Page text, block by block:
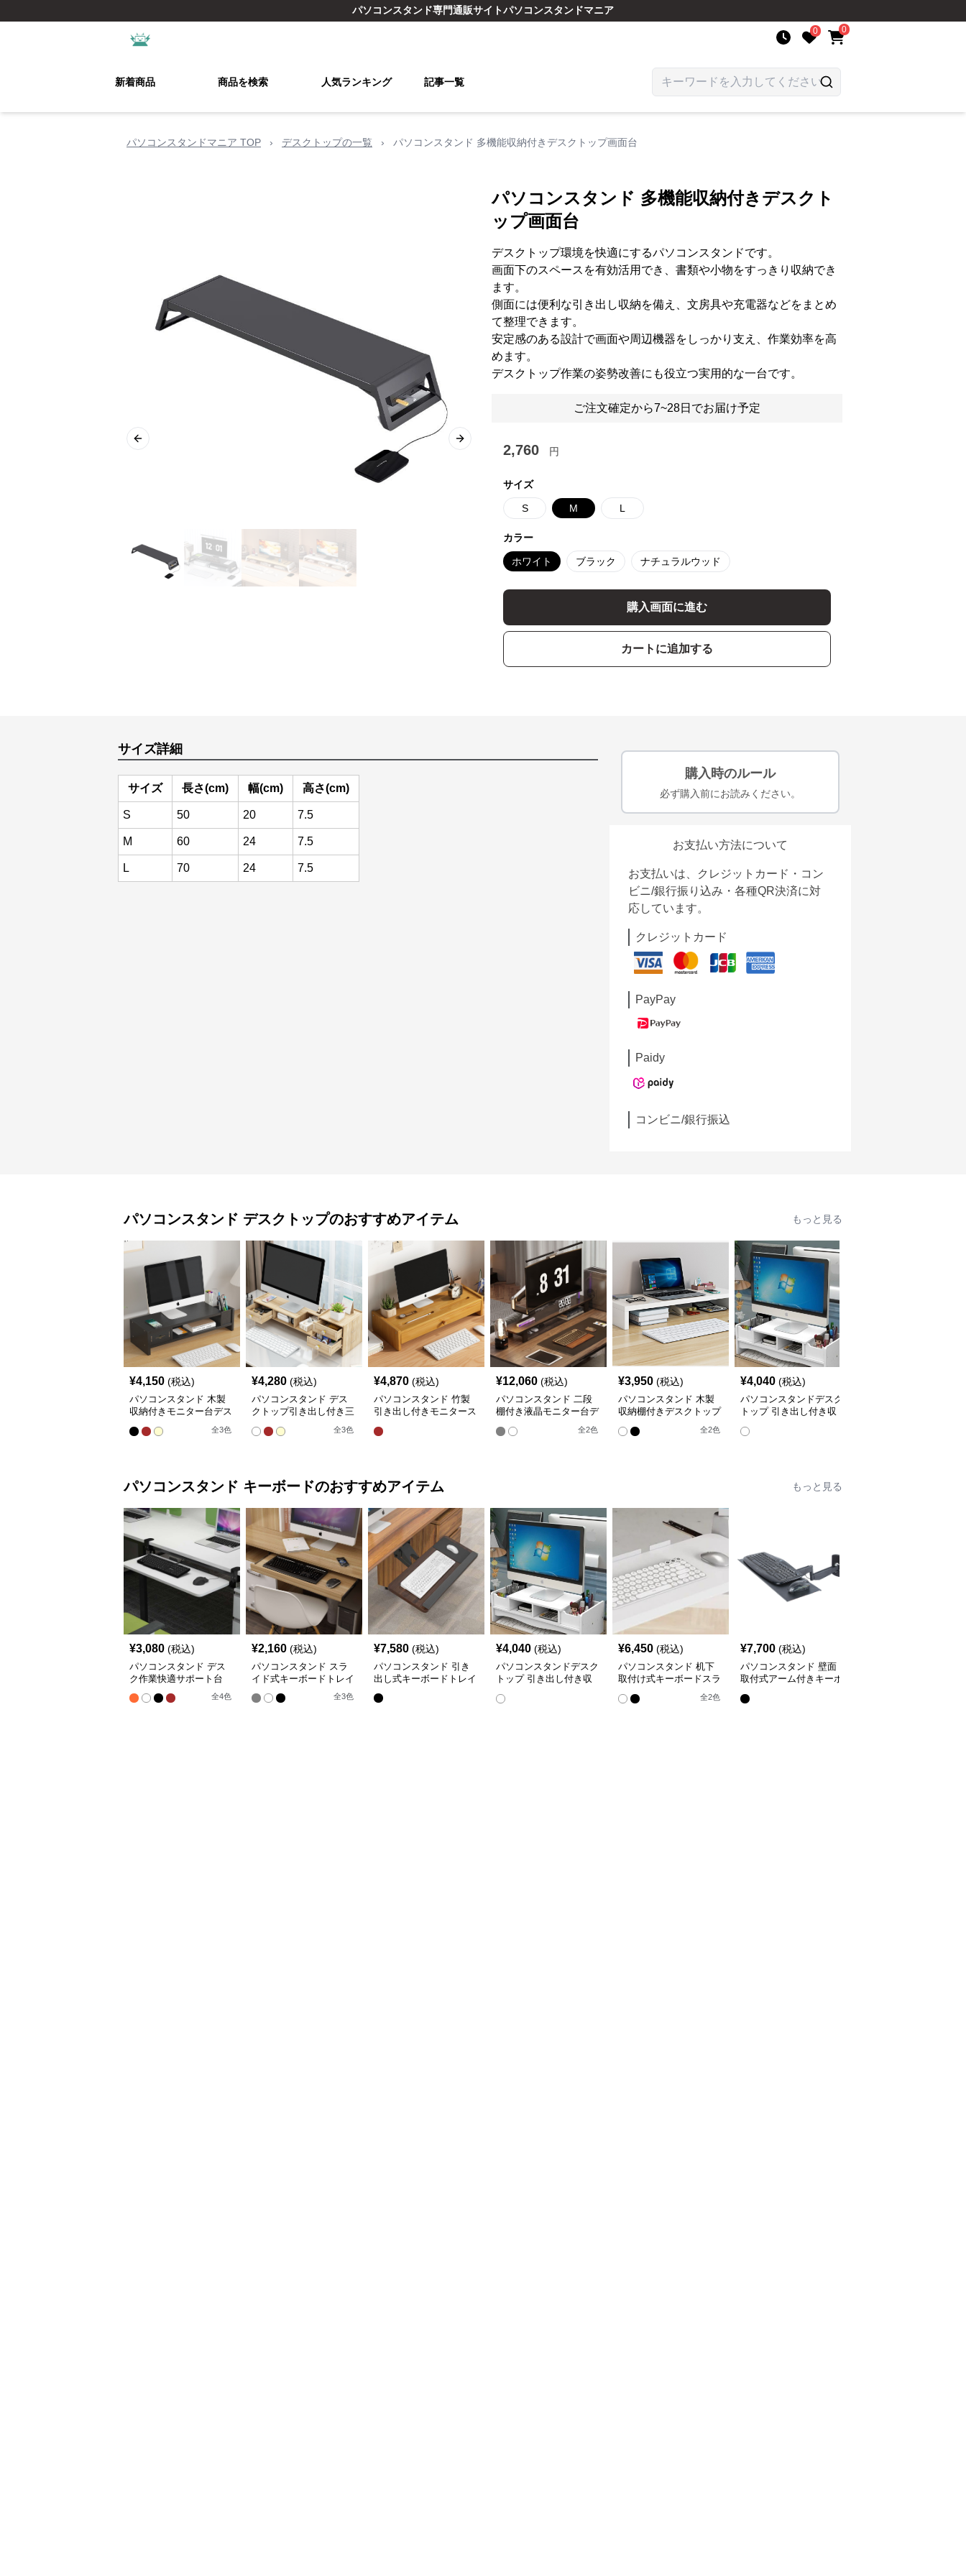
パソコンスタンド専門通販サイトパソコンスタンドマニア
0 0
新着商品 商品を検索 人気ランキング 記事一覧
パソコンスタンドマニア TOP › デスクトップの一覧 › パソコンスタンド 多機能収納付きデスクトップ画面台
Previous slide Next slide
パソコンスタンド 多機能収納付きデスクト
ップ画面台
デスクトップ環境を快適にするパソコンスタンドです。
画面下のスペースを有効活用でき、書類や小物をすっきり収納でき
ます。
側面には便利な引き出し収納を備え、文房具や充電器などをまとめ
て整理できます。
安定感のある設計で画面や周辺機器をしっかり支え、作業効率を高
めます。
デスクトップ作業の姿勢改善にも役立つ実用的な一台です。
ご注文確定から7~28日でお届け予定
2,760 円
サイズ
S M L
カラー
ホワイト ブラック ナチュラルウッド
購入画面に進む
カートに追加する
サイズ詳細
サイズ 長さ(cm) 幅(cm) 高さ(cm)
S 50 20 7.5
M 60 24 7.5
L 70 24 7.5
購入時のルール
必ず購入前にお読みください。
お支払い方法について
お支払いは、クレジットカード・コン
ビニ/銀行振り込み・各種QR決済に対
応しています。
クレジットカード
PayPay
Paidy
コンビニ/銀行振込
パソコンスタンド デスクトップのおすすめアイテム もっと見る
¥4,150 (税込)
パソコンスタンド 木製
収納付きモニター台デス
全3色
¥4,280 (税込)
パソコンスタンド デス
クトップ引き出し付き三
段棚収納モニター台スタ
ンド
全3色
¥4,870 (税込)
パソコンスタンド 竹製
引き出し付きモニタース
¥12,060 (税込)
パソコンスタンド 二段
棚付き液晶モニター台デ
全2色
¥3,950 (税込)
パソコンスタンド 木製
収納棚付きデスクトップ
全2色
¥4,040 (税込)
パソコンスタンドデスク
トップ 引き出し付き収
ンド
パソコンスタンド キーボードのおすすめアイテム もっと見る
¥3,080 (税込)
パソコンスタンド デス
ク作業快適サポート台
全4色
¥2,160 (税込)
パソコンスタンド スラ
イド式キーボードトレイ
全3色
¥7,580 (税込)
パソコンスタンド 引き
出し式キーボードトレイ
¥4,040 (税込)
パソコンスタンドデスク
トップ 引き出し付き収
ンド
¥6,450 (税込)
パソコンスタンド 机下
取付け式キーボードスラ
全2色
¥7,700 (税込)
パソコンスタンド 壁面
取付式アーム付きキーボ